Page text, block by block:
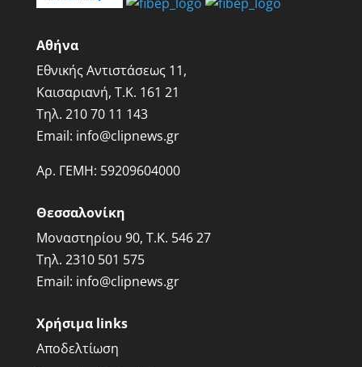
Αθήνα
Εθνικής Αντιστάσεως 11,
Καισαριανή, Τ.Κ. 161 21
Τηλ. 210 70 11 143
Email: info@clipnews.gr
Αρ. ΓΕΜΗ: 59209604000
Θεσσαλονίκη
Μοναστηρίου 90, Τ.Κ. 546 27
Τηλ. 2310 501 575
Email: info@clipnews.gr
Χρήσιμα links
Αποδελτίωση